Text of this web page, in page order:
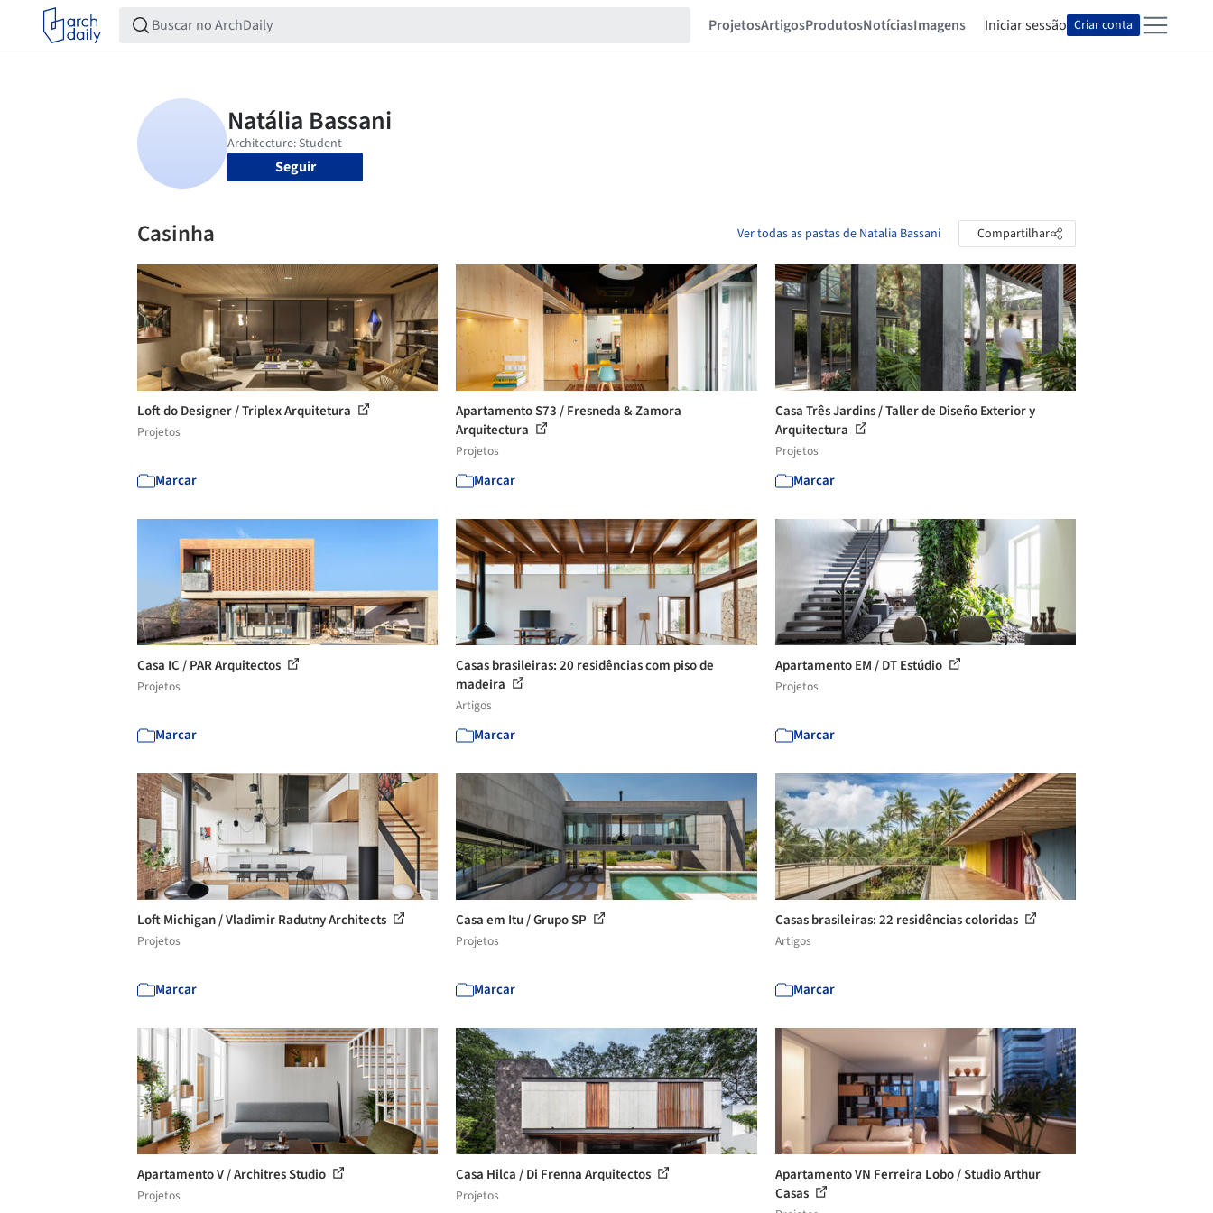
ProjetosArtigosProdutosNotíciasImagens Iniciar sessão Criar conta
Seguir
Casinha Ver todas as pastas de Natalia Bassani Compartilhar
Loft do Designer / Triplex Arquitetura
Projetos
Marcar
Apartamento S73 / Fresneda & Zamora
Arquitectura
Projetos
Marcar
Casa Três Jardins / Taller de Diseño Exterior y
Arquitectura
Projetos
Marcar
Casa IC / PAR Arquitectos
Projetos
Marcar
Casas brasileiras: 20 residências com piso de
madeira
Artigos
Marcar
Apartamento EM / DT Estúdio
Projetos
Marcar
Loft Michigan / Vladimir Radutny Architects
Projetos
Marcar
Casa em Itu / Grupo SP
Projetos
Marcar
Casas brasileiras: 22 residências coloridas
Artigos
Marcar
Apartamento V / Architres Studio
Projetos
Casa Hilca / Di Frenna Arquitectos
Projetos
Apartamento VN Ferreira Lobo / Studio Arthur
Casas